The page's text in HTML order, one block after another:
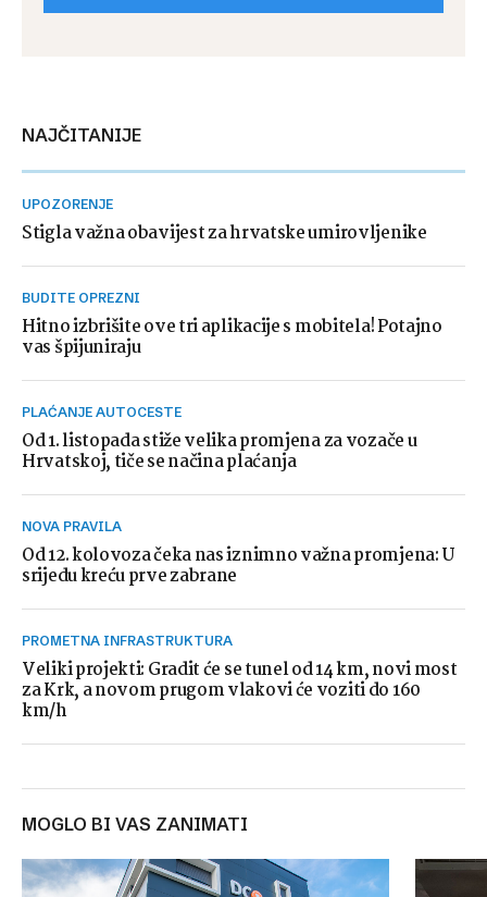
NAJČITANIJE
UPOZORENJE
Stigla važna obavijest za hrvatske umirovljenike
BUDITE OPREZNI
Hitno izbrišite ove tri aplikacije s mobitela! Potajno
vas špijuniraju
PLAĆANJE AUTOCESTE
Od 1. listopada stiže velika promjena za vozače u
Hrvatskoj, tiče se načina plaćanja
NOVA PRAVILA
Od 12. kolovoza čeka nas iznimno važna promjena: U
srijedu kreću prve zabrane
PROMETNA INFRASTRUKTURA
Veliki projekti: Gradit će se tunel od 14 km, novi most
za Krk, a novom prugom vlakovi će voziti do 160
km/h
MOGLO BI VAS ZANIMATI